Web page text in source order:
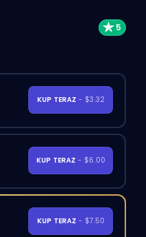
KUP TERAZ - $3.32
KUP TERAZ - $6.00
KUP TERAZ - $7.50